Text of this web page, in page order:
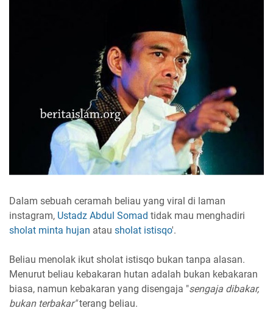
Dalam sebuah ceramah beliau yang viral di laman
instagram, Ustadz Abdul Somad tidak mau menghadiri
sholat minta hujan atau sholat istisqo'.
Beliau menolak ikut sholat istisqo bukan tanpa alasan.
Menurut beliau kebakaran hutan adalah bukan kebakaran
biasa, namun kebakaran yang disengaja "sengaja dibakar,
bukan terbakar"terang beliau.